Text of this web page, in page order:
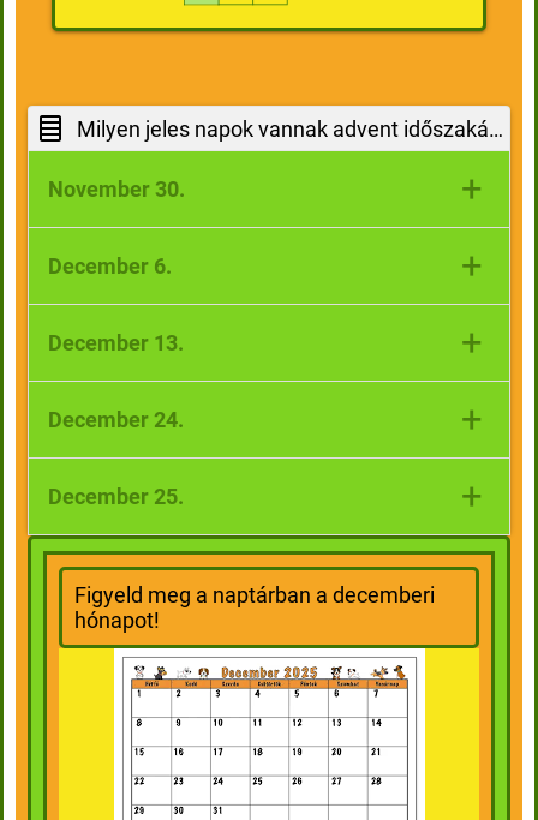
Milyen jeles napok vannak advent időszakában?
November 30. +
András nap
December 6. +
Mikulás napja, Miklós nap
December 13. +
Luca napja
December 24. +
Szenteste
December 25. +
Karácsony első napja
Figyeld meg a naptárban a decemberi
hónapot!